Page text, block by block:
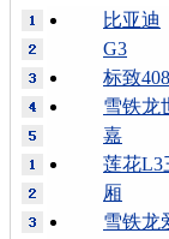
比亚迪
G3
标致408
雪铁龙
嘉
莲花L3
厢
雪铁龙